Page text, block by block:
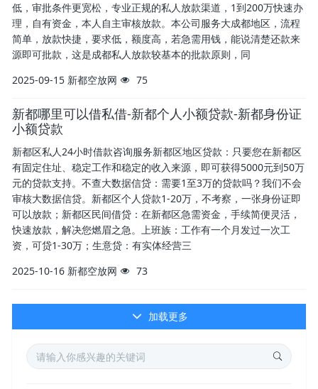
低，审批条件更宽松，专业正规的私人放款渠道，1到200万快速办
理，自有资金，本人自主审核放款。本公司服务大成都地区，流程
简单，放款快捷，要求低，额度高，若急需用钱，能说清楚还款来
源即可批款，这是成都私人放款较基本的批款原则，同
2025-09-15 新都空放网 75
新都哪里可以借私借-新都个人小额贷款-新都身份证
小额贷款
新都区私人24小时借款咨询服务新都区地区贷款：只要您在新都区
有固定住址、稳定工作和稳定的收入来源，即可获得5000元到50万
元的贷款支持。不查大数据信贷：需要1至3万的贷款吗？我们不会
审核大数据信贷。新都区个人贷款1-20万，不考察，一张身份证即
可以放款；新都区民间借贷：在新都区急需资金，手续简便灵活，
快速放款，解决您燃眉之急。上班族：工作有一个月发过一次工
资，可贷1-30万；生意贷：有实体经营三
2025-10-16 新都空放网 73
加载更多